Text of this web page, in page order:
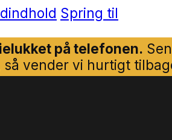
Spring til
på telefonen.
så vender vi hurtigt